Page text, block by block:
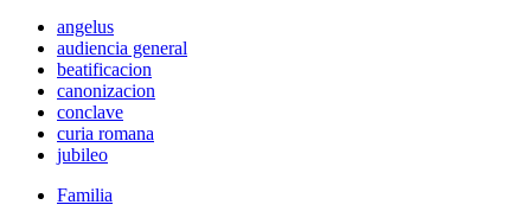
angelus
audiencia general
beatificacion
canonizacion
conclave
curia romana
jubileo
Familia